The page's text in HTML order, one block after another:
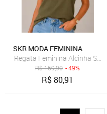
SKR MODA FEMININA
Regata Feminina Alcinha
R$159,90 - 49%
R$80,91